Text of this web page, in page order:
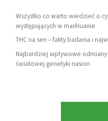
Wszystko co warto wiedzieć o
występujących w marihuanie
THC na sen – fakty badania i
Najbardziej wpływowe
światowej genetyki nasion